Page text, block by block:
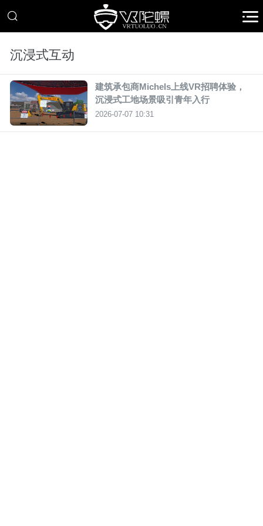
沉浸式互动
建筑承包商Michels上线VR招聘体验，
沉浸式工地场景吸引青年入行
2026-07-07 10:31